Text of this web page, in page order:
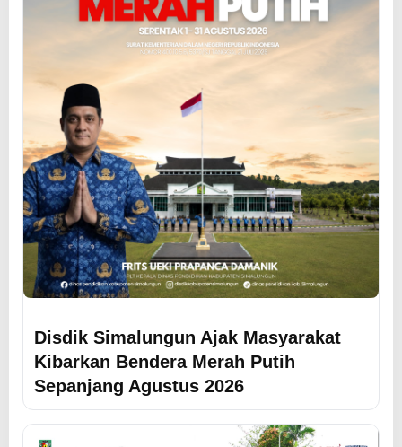
Disdik Simalungun Ajak Masyarakat
Kibarkan Bendera Merah Putih
Sepanjang Agustus 2026